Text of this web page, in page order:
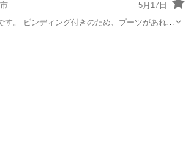
5月17日
す。 ビンディング付きのため、ブーツがあれば